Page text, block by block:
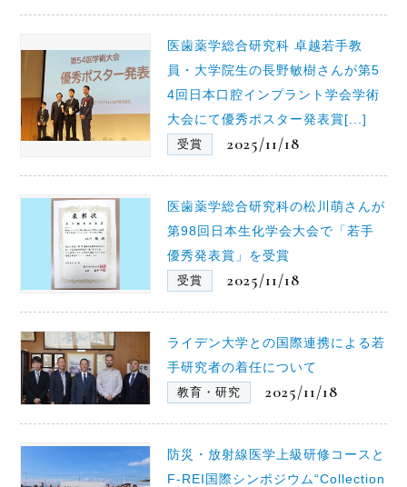
医歯薬学総合研究科 卓越若手教
員・大学院生の長野敏樹さんが第5
4回日本口腔インプラント学会学術
大会にて優秀ポスター発表賞[...]
受賞
2025/11/18
医歯薬学総合研究科の松川萌さんが
第98回日本生化学会大会で「若手
優秀発表賞」を受賞
受賞
2025/11/18
ライデン大学との国際連携による若
手研究者の着任について
教育・研究
2025/11/18
防災・放射線医学上級研修コースと
F-REI国際シンポジウム“Collection